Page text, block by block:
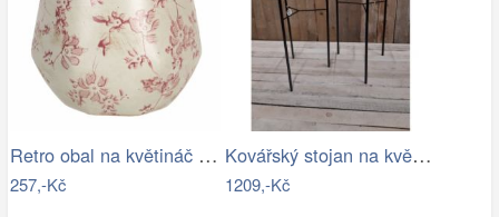
Retro obal na květináč s růžovými květy…
257,-Kč
Kovářský stojan na květináč
1209,-Kč